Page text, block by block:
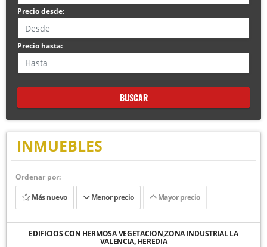
Precio desde:
Precio hasta:
BUSCAR
INMUEBLES
Ordenar por:
Más nuevo
Menor precio Mayor precio
EDIFICIOS CON HERMOSA VEGETACIÓN,ZONA INDUSTRIAL LA
VALENCIA, HEREDIA